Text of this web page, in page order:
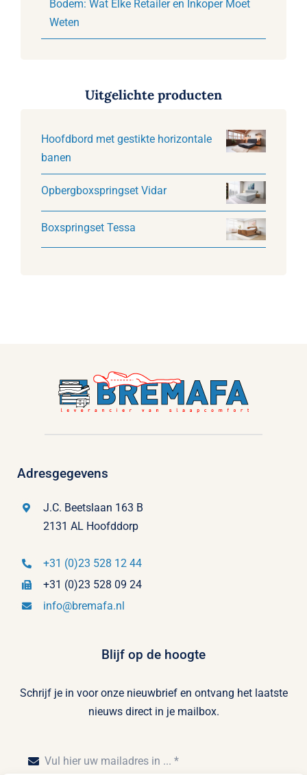
Bodem: Wat Elke Retailer en Inkoper Moet
Weten
Uitgelichte producten
Hoofdbord met gestikte horizontale
banen
Opbergboxspringset Vidar
Boxspringset Tessa
Adresgegevens
J.C. Beetslaan 163 B
2131 AL Hoofddorp
+31 (0)23 528 12 44
+31 (0)23 528 09 24
info@bremafa.nl
Blijf op de hoogte
Schrijf je in voor onze nieuwbrief en ontvang het laatste
nieuws direct in je mailbox.